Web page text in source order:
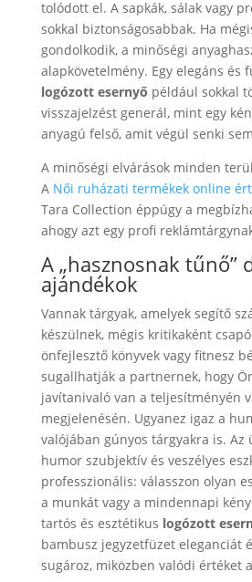
tolódott el. A sapkák, sálak vagy
sokkal biztonságosabbak. Ha
gondolkodik, a minőségi
alapkövetelmény. Egy elegáns és
logózott esernyő például sokkal
visszajelzést generál, mint egy
anyagú felső, amit végül senki
A minőségi elvárások minden
A Női ruházati termékek online
Tara Collection éppúgy a
ahogy azt egy profi
A „hasznosnak tűnő”
ajándékok
Vannak tárgyak, amelyek segítő
készülnek, mégis kritikaként
önfejlesztő könyvek vagy fitnesz
sugallhatják a partnernek, hogy
javítanivaló van a teljesítményén
megjelenésén. Ugyanez igaz a
valójában gúnyos tárgyakra is. Az
humor szubjektív és veszélyes
professzionális: válasszon olyan
a munkát vagy a mindennapi
tartós és esztétikus logózott
bambusz jegyzetfüzet eleganciát
sugároz, miközben valódi értéket